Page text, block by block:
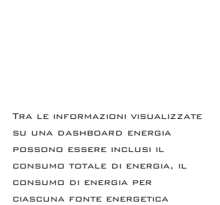
Tra le informazioni visualizzate
su una dashboard energia
possono essere inclusi il
consumo totale di energia, il
consumo di energia per
ciascuna fonte energetica